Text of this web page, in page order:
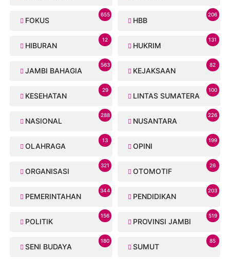
FOKUS
655
HBB
206
HIBURAN
12
HUKRIM
131
JAMBI BAHAGIA
563
KEJAKSAAN
82
KESEHATAN
29
LINTAS SUMATERA
100
NASIONAL
288
NUSANTARA
226
OLAHRAGA
13
OPINI
199
ORGANISASI
321
OTOMOTIF
26
PEMERINTAHAN
344
PENDIDIKAN
203
POLITIK
156
PROVINSI JAMBI
519
SENI BUDAYA
180
SUMUT
85